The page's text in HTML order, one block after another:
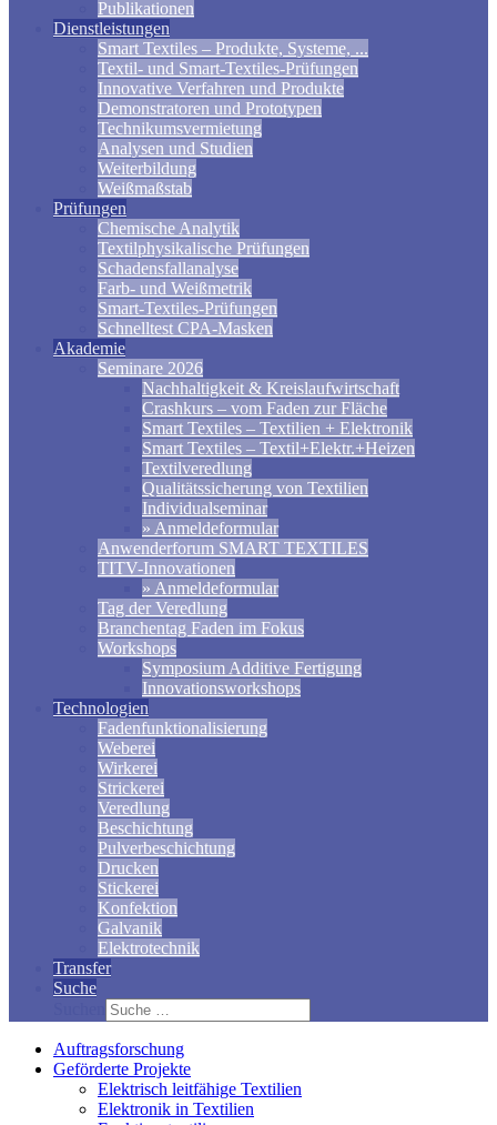
Publikationen
Dienstleistungen
Smart Textiles – Produkte, Systeme, ...
Textil- und Smart-Textiles-Prüfungen
Innovative Verfahren und Produkte
Demonstratoren und Prototypen
Technikumsvermietung
Analysen und Studien
Weiterbildung
Weißmaßstab
Prüfungen
Chemische Analytik
Textilphysikalische Prüfungen
Schadensfallanalyse
Farb- und Weißmetrik
Smart-Textiles-Prüfungen
Schnelltest CPA-Masken
Akademie
Seminare 2026
Nachhaltigkeit & Kreislaufwirtschaft
Crashkurs – vom Faden zur Fläche
Smart Textiles – Textilien + Elektronik
Smart Textiles – Textil+Elektr.+Heizen
Textilveredlung
Qualitätssicherung von Textilien
Individualseminar
» Anmeldeformular
Anwenderforum SMART TEXTILES
TITV-Innovationen
» Anmeldeformular
Tag der Veredlung
Branchentag Faden im Fokus
Workshops
Symposium Additive Fertigung
Innovationsworkshops
Technologien
Fadenfunktionalisierung
Weberei
Wirkerei
Strickerei
Veredlung
Beschichtung
Pulverbeschichtung
Drucken
Stickerei
Konfektion
Galvanik
Elektrotechnik
Transfer
Suche
Auftragsforschung
Geförderte Projekte
Elektrisch leitfähige Textilien
Elektronik in Textilien